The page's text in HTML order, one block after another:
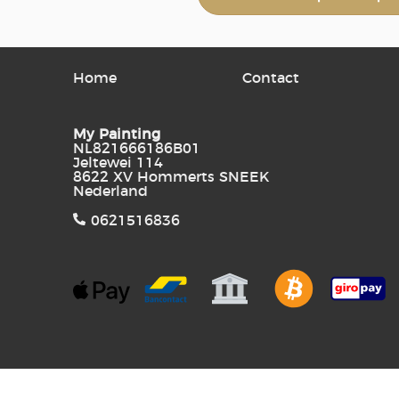
Home Contact
My Painting
NL821666186B01
Jeltewei 114
8622 XV Hommerts SNEEK
Nederland
0621516836